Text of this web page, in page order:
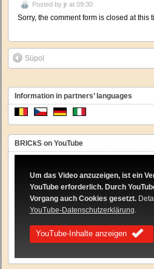
Posted by jr at 09:30
Sorry, the comment form is closed at this
Süpol
Information in partners’ languages
BRICkS on YouTube
Um das Video anzuzeigen, ist ein
YouTube erforderlich. Durch
Vorgang auch Cookies gesetzt.
YouTube-Datenschutzerklärung
YouTube-Inhalte anzeigen